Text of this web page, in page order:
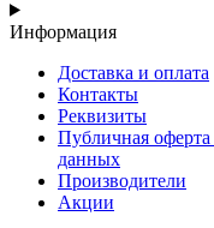
Информация
Доставка и оплата
Контакты
Реквизиты
Публичная
данных
Производители
Акции